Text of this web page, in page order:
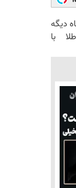
بخر پولشو 4 ماه دیگه
با